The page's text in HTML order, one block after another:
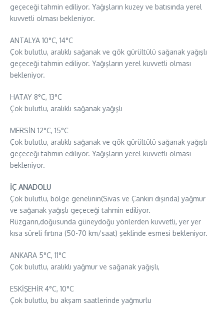
geçeceği tahmin ediliyor. Yağışların kuzey ve batısında yerel
kuvvetli olması bekleniyor.
ANTALYA 10°C, 14°C
Çok bulutlu, aralıklı sağanak ve gök gürültülü sağanak yağışlı
geçeceği tahmin ediliyor. Yağışların yerel kuvvetli olması
bekleniyor.
HATAY 8°C, 13°C
Çok bulutlu, aralıklı sağanak yağışlı
MERSİN 12°C, 15°C
Çok bulutlu, aralıklı sağanak ve gök gürültülü sağanak yağışlı
geçeceği tahmin ediliyor. Yağışların yerel kuvvetli olması
bekleniyor.
İÇ ANADOLU
Çok bulutlu, bölge genelinin(Sivas ve Çankırı dışında) yağmur
ve sağanak yağışlı geçeceği tahmin ediliyor.
Rüzgarın,doğusunda güneydoğu yönlerden kuvvetli, yer yer
kısa süreli fırtına (50-70 km/saat) şeklinde esmesi bekleniyor.
ANKARA 5°C, 11°C
Çok bulutlu, aralıklı yağmur ve sağanak yağışlı,
ESKİŞEHİR 4°C, 10°C
Çok bulutlu, bu akşam saatlerinde yağmurlu